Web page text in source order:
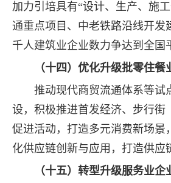
加力引培具有“设计、生产、施
通重点项目、中老铁路沿线开发
千人建筑业企业数力争达到全国
（十四）优化升级批零住餐
推动现代商贸流通体系等试
设，积极推进首发经济、步行
促进活动，打造多元消费新场
化供应链创新与应用，打造供应
（十五）转型升级服务业企